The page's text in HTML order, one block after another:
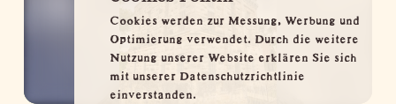
Cookies werden zur Messung, Werbung und
Optimierung verwendet. Durch die weitere
Nutzung unserer Website erklären Sie sich
mit unserer Datenschutzrichtlinie
einverstanden.